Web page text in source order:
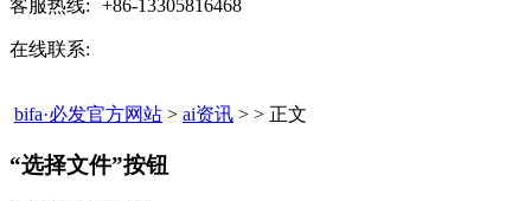
客服热线: +86-13305816468
在线联系:
bifa·必发官方网站 > ai资讯 > > 正文
“选择文件”按钮​